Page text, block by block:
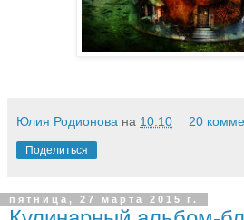
Юлия Родионова на 10:10 20
Поделиться
пятница, 27 марта 2015 г.